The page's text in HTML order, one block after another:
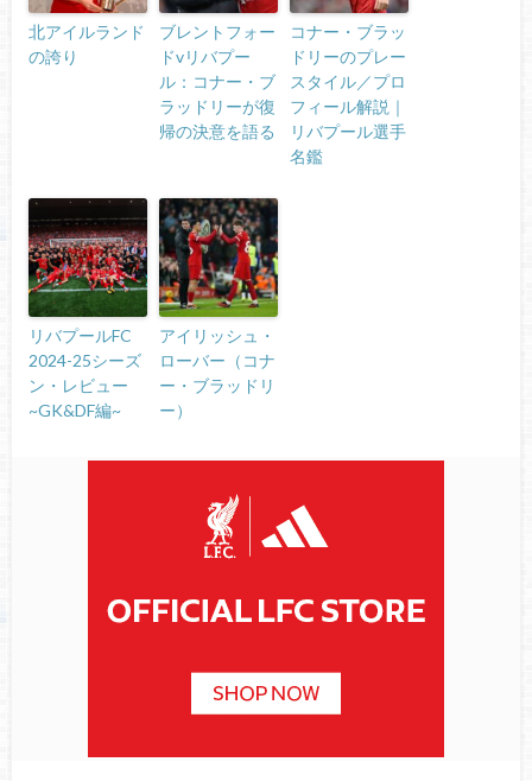
北アイルランド
の誇り
ブレントフォー
ドvリバプー
ル：コナー・ブ
ラッドリーが復
帰の決意を語る
コナー・ブラッ
ドリーのプレー
スタイル／プロ
フィール解説｜
リバプール選手
名鑑
リバプールFC
2024-25シーズ
ン・レビュー
~GK&DF編~
アイリッシュ・
ローバー（コナ
ー・ブラッドリ
ー）